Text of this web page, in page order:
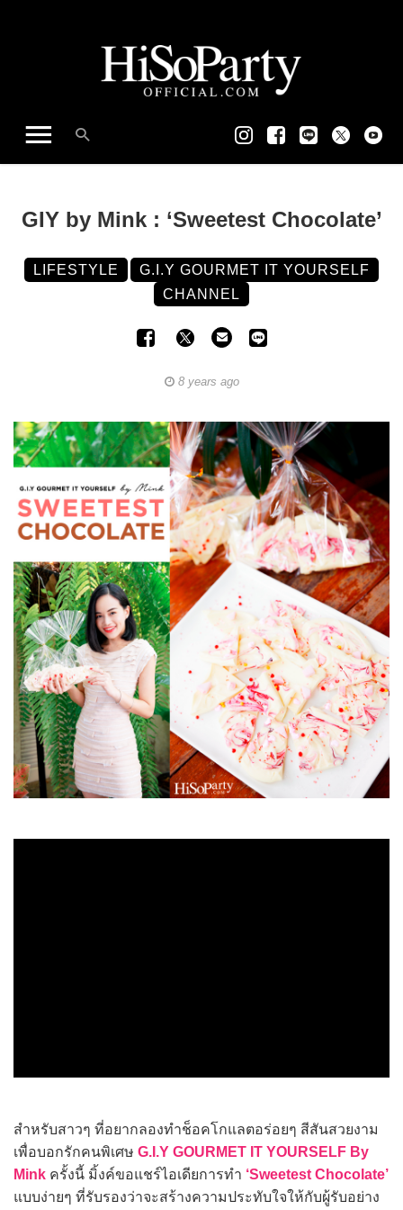
GIY by Mink : ‘Sweetest Chocolate’
LIFESTYLE
G.I.Y GOURMET IT YOURSELF
CHANNEL
8 years ago
สำหรับสาวๆ ที่อยากลองทำช็อคโกแลตอร่อยๆ สีสันสวยงาม
เพื่อบอกรักคนพิเศษ G.I.Y GOURMET IT YOURSELF By
Mink ครั้งนี้ มิ้งค์ขอแชร์ไอเดียการทำ ‘Sweetest Chocolate’
แบบง่ายๆ ที่รับรองว่าจะสร้างความประทับใจให้กับผู้รับอย่าง